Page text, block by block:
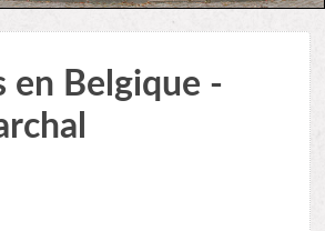
en Belgique -